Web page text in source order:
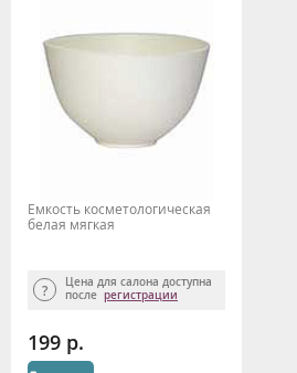
Емкость косметологическая
белая мягкая
Цена для салона доступна
после регистрации
199 р.